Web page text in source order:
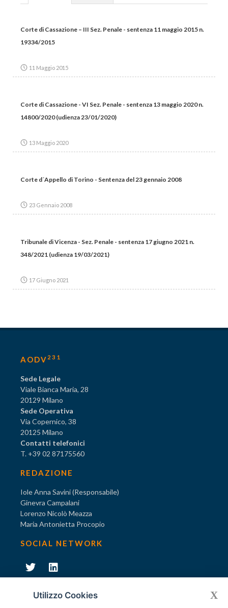
Corte di Cassazione – III Sez. Penale - sentenza 11 maggio 2015 n.
19334/2015
11 Maggio 2015
Corte di Cassazione - VI Sez. Penale - sentenza 13 maggio 2020 n.
14800/2020 (udienza 23/01/2020)
13 Maggio 2020
Corte d´Appello di Torino - Sentenza del 23 gennaio 2008
23 Gennaio 2008
Tribunale di Vicenza - Sez. Penale - sentenza 17 giugno 2021 n.
348/2021 (udienza 19/03/2021)
17 Giugno 2021
AODV 231
Sede Legale
Viale Bianca Maria, 28
20129 Milano
Sede Operativa
Via Copernico, 38
20125 Milano
Contatti telefonici
T. +39 02 87175560
REDAZIONE
Iole Anna Savini (Responsabile)
Ginevra Campalani
Lorenzo Nicolò Meazza
Maria Antonietta Procopio
SOCIAL NETWORK
Diventa socio di AODV
Utilizzo Cookies X